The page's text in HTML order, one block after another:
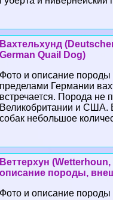
Вахтельхунд
German Quail Dog)
Фото и описание породы
пределами Германии
встречается. Порода не
Великобритании и США.
собак небольшое
Веттерхун
описание породы,
Фото и описание породы